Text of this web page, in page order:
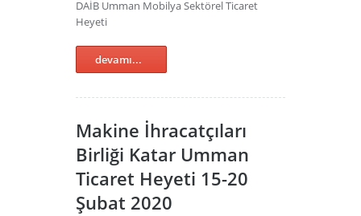
DAİB Umman Mobilya Sektörel Ticaret
Heyeti
devamı...
Makine İhracatçıları
Birliği Katar Umman
Ticaret Heyeti 15-20
Şubat 2020